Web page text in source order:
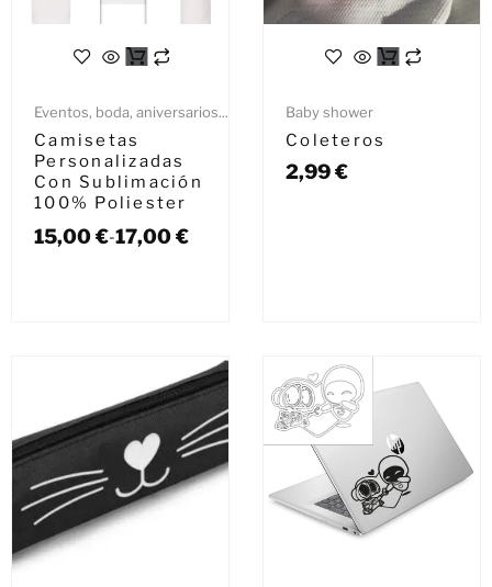
Eventos, boda, aniversarios...
Camisetas
Personalizadas
Con Sublimación
100% Poliester
15,00€-17,00€
Baby shower
Coleteros
2,99€